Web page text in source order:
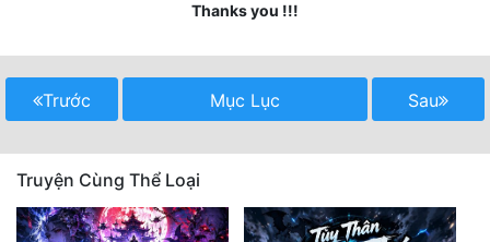
Ngôn Tình
Ngược
Nữ Phụ
Thanks you !!!
Trước Mục Lục Sau
Truyện Cùng Thể Loại